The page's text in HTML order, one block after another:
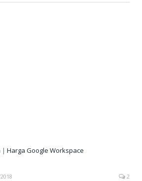
| Harga Google Workspace
2